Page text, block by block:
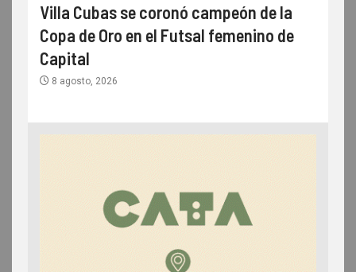
Villa Cubas se coronó campeón de la
Copa de Oro en el Futsal femenino de
Capital
8 agosto, 2026